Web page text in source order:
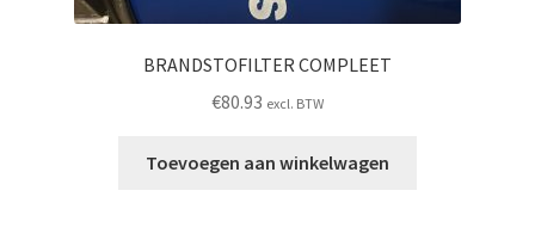
BRANDSTOFILTER COMPLEET
€80.93 excl. BTW
Toevoegen aan winkelwagen